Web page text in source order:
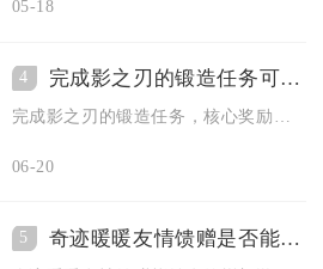
05-18
4 完成影之刃的锻造任务可以获得什么奖励
06-20
5 奇迹暖暖友情馈赠是否能够增加游戏乐趣